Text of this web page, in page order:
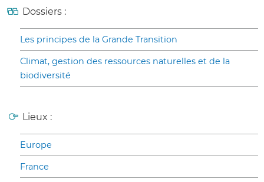
Dossiers :
Les principes de la Grande Transition
Climat, gestion des ressources naturelles et de la
biodiversité
Lieux :
Europe
France